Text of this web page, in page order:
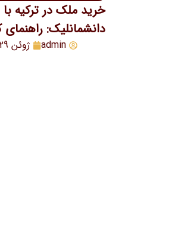
خرید ملک در ترکیه
دانشمانلیک: راهنمای
admin ژوئن 29, 2024